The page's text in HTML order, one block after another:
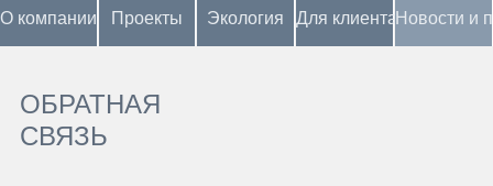
О компании Проекты Экология Для клиента Новости и
ОБРАТНАЯ
СВЯЗЬ